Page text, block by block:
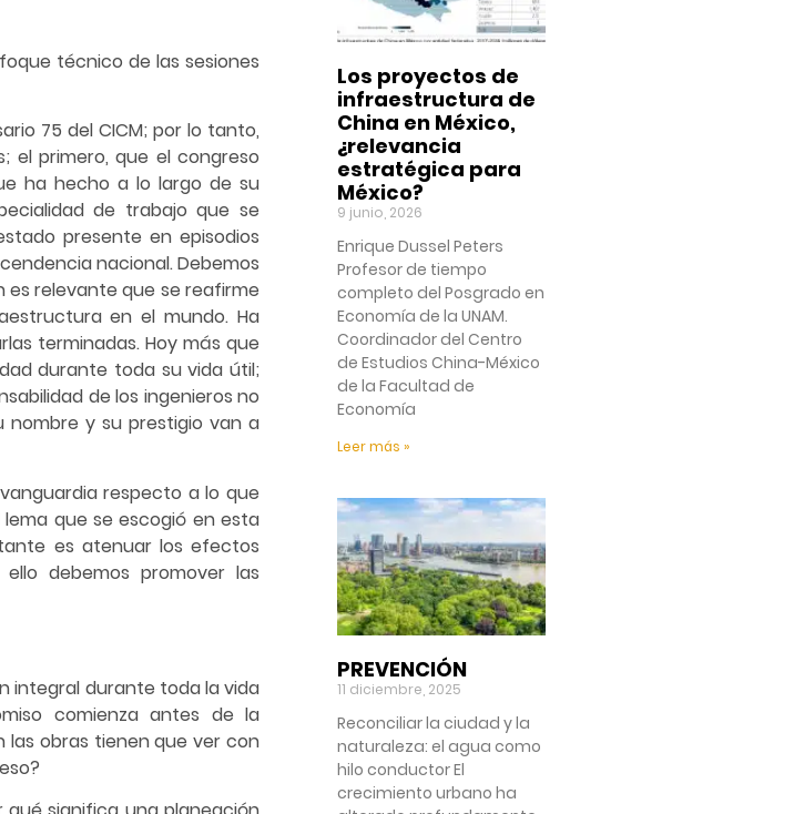
técnico de las sesiones
75 del CICM; por lo tanto,
el primero, que el congreso
ha hecho a lo largo de su
de trabajo que se
presente en episodios
nacional. Debemos
relevante que se reafirme
en el mundo. Ha
terminadas. Hoy más que
durante toda su vida útil;
de los ingenieros no
y su prestigio van a
respecto a lo que
que se escogió en esta
es atenuar los efectos
debemos promover las
integral durante toda la vida
comienza antes de la
las obras tienen que ver con
Los proyectos de
infraestructura de
China en México,
¿relevancia
estratégica para
México?
9 junio, 2026
Enrique Dussel Peters
Profesor de tiempo
completo del Posgrado en
Economía de la UNAM.
Coordinador del Centro
de Estudios China-México
de la Facultad de
Economía
Leer más »
PREVENCIÓN
11 diciembre, 2025
Reconciliar la ciudad y la
naturaleza: el agua como
hilo conductor El
crecimiento urbano ha